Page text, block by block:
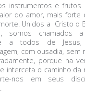
instrumentos e frutos
do amor, mais forte
Unidos a Cristo o
somos chamados
a todos de
com ousadia, sem
porque na
interceta o caminho da
nos em seus